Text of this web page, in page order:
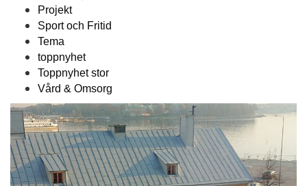
Projekt
Sport och Fritid
Tema
toppnyhet
Toppnyhet stor
Vård & Omsorg